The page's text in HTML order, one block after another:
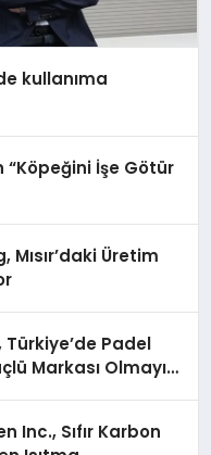
kullanıma
“Köpeğini İşe Götür
Üretim
Türkiye’de Padel
Markası Olmayı
Inc., Sıfır Karbon